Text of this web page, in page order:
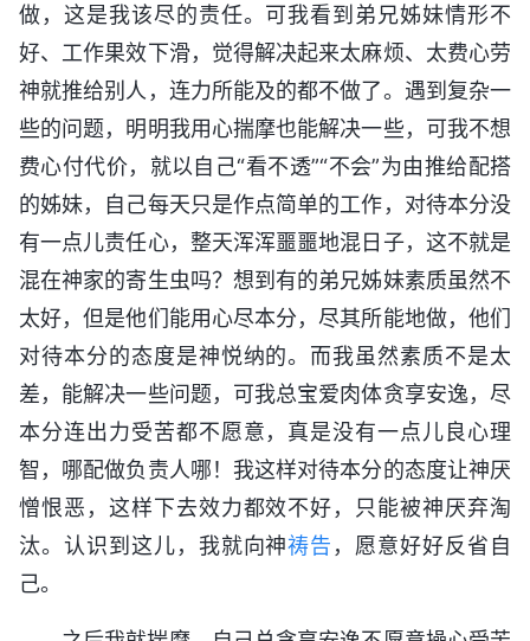
做，这是我该尽的责任。可我看到弟兄姊妹情形不
好、工作果效下滑，觉得解决起来太麻烦、太费心劳
神就推给别人，连力所能及的都不做了。遇到复杂一
些的问题，明明我用心揣摩也能解决一些，可我不想
费心付代价，就以自己“看不透”“不会”为由推给配搭
的姊妹，自己每天只是作点简单的工作，对待本分没
有一点儿责任心，整天浑浑噩噩地混日子，这不就是
混在神家的寄生虫吗？想到有的弟兄姊妹素质虽然不
太好，但是他们能用心尽本分，尽其所能地做，他们
对待本分的态度是神悦纳的。而我虽然素质不是太
差，能解决一些问题，可我总宝爱肉体贪享安逸，尽
本分连出力受苦都不愿意，真是没有一点儿良心理
智，哪配做负责人哪！我这样对待本分的态度让神厌
憎恨恶，这样下去效力都效不好，只能被神厌弃淘
汰。认识到这儿，我就向神祷告 ，愿意好好反省自
己。